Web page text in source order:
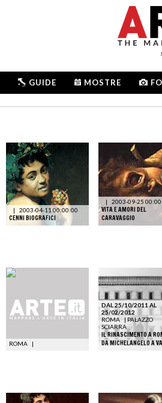
GUIDE MOSTRE
| 2003-04-11 00:00:00
CENNI BIOGRAFICI
| 2003-09-25
VITA E AMORI DEL
CARAVAGGIO
ROMA |
DAL 25/10/2011 AL
25/02/2012
ROMA
| PALAZZO
SCIARRA
IL RINASCIMENTO A
DA MICHELANGELO A